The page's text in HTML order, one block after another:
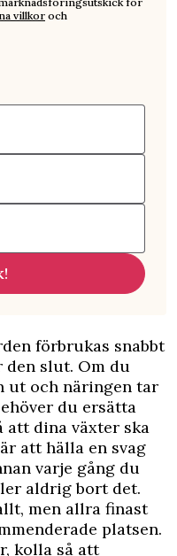
villkoroch
förbrukas snabbt
den slut. Om du
ut och näringen tar
du ersätta
att dina växter ska
att hälla en svag
varje gång du
aldrig bort det.
men allra finast
platsen.
kolla så att